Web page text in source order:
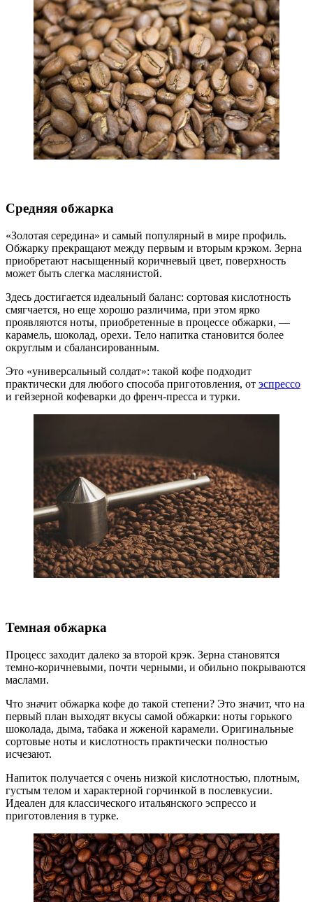
Средняя обжарка
«Золотая середина» и самый популярный в мире профиль.
Обжарку прекращают между первым и вторым крэком. Зерна
приобретают насыщенный коричневый цвет, поверхность
может быть слегка маслянистой.
Здесь достигается идеальный баланс: сортовая кислотность
смягчается, но еще хорошо различима, при этом ярко
проявляются ноты, приобретенные в процессе обжарки, —
карамель, шоколад, орехи. Тело напитка становится более
округлым и сбалансированным.
Это «универсальный солдат»: такой кофе подходит
практически для любого способа приготовления, от эспрессо
и гейзерной кофеварки до френч-пресса и турки.
Темная обжарка
Процесс заходит далеко за второй крэк. Зерна становятся
темно-коричневыми, почти черными, и обильно покрываются
маслами.
Что значит обжарка кофе до такой степени? Это значит, что на
первый план выходят вкусы самой обжарки: ноты горького
шоколада, дыма, табака и жженой карамели. Оригинальные
сортовые ноты и кислотность практически полностью
исчезают.
Напиток получается с очень низкой кислотностью, плотным,
густым телом и характерной горчинкой в послевкусии.
Идеален для классического итальянского эспрессо и
приготовления в турке.